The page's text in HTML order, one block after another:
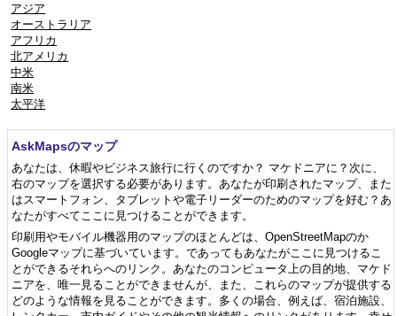
アジア
オーストラリア
アフリカ
北アメリカ
中米
南米
太平洋
AskMapsのマップ
あなたは、休暇やビジネス旅行に行くのですか？ マケドニアに？次に、
右のマップを選択する必要があります。あなたが印刷されたマップ、また
はスマートフォン、タブレットや電子リーダーのためのマップを好む？あ
なたがすべてここに見つけることができます。
印刷用やモバイル機器用のマップのほとんどは、OpenStreetMapのか
Googleマップに基づいています。であってもあなたがここに見つけるこ
とができるそれらへのリンク。あなたのコンピュータ上の目的地、マケド
ニアを、唯一見ることができませんが、また、これらのマップが提供する
どのような情報を見ることができます。多くの場合、例えば、宿泊施設、